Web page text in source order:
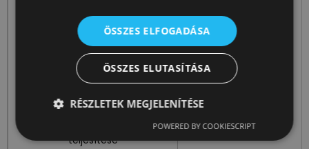
elévüléséig indokolja az
adatkezelést,
cd) a jogszabály alapján
kötelezően megőrzendő
számviteli bizonylatokban
szereplő személyes adatok
esetében az adatkezelő
jogszabályi kötelezettségének
teljesítése
ÖSSZES ELFOGADÁSA
ÖSSZES ELUTASÍTÁSA
RÉSZLETEK MEGJELENÍTÉSE
POWERED BY COOKIESCRIPT